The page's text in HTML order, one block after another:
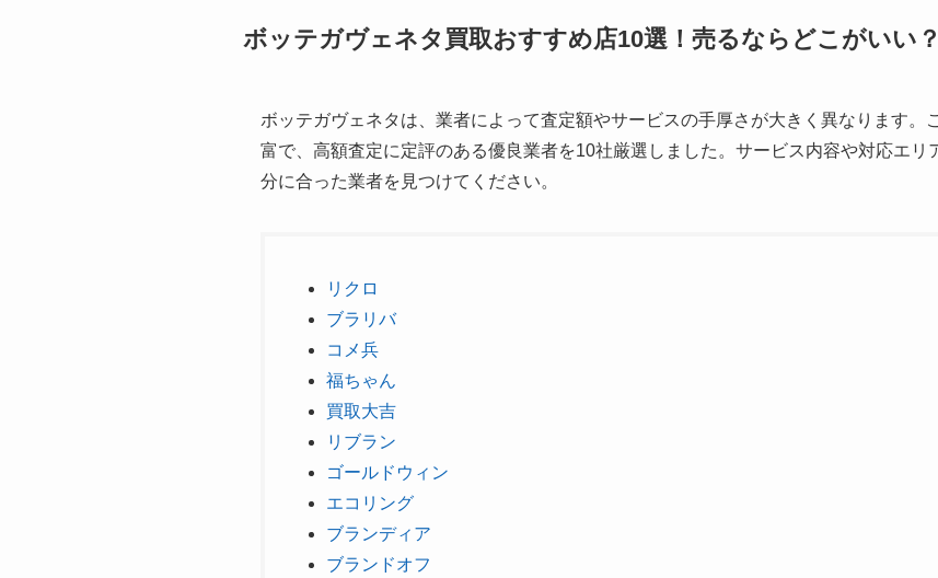
ボッテガヴェネタ買取おすすめ店10選 ！売るならどこがいい？
ボッテガヴェネタは、業者によって査定額やサービスの手厚さが大きく異なります。
富で、高額査定に定評のある優良業者を10社厳選しました。サービス内容や対応エリ
分に合った業者を見つけてください。
リクロ
ブラリバ
コメ兵
福ちゃん
買取大吉
リブラン
ゴールドウィン
エコリング
ブランディア
ブランドオフ